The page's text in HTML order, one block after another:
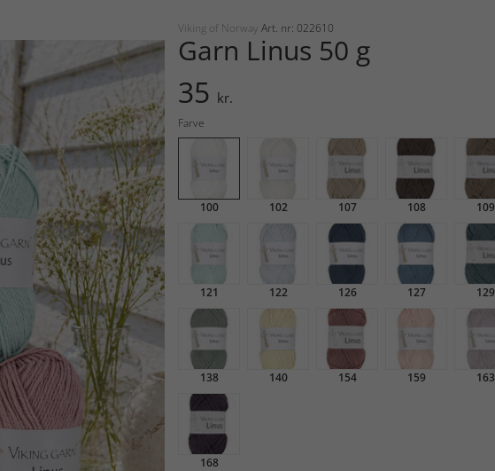
Viking of Norway Art. nr: 022610
Garn Linus 50 g
35 kr.
Farve
100 102 107 108 109
121 122 126 127 129
138 140 154 159 163
168